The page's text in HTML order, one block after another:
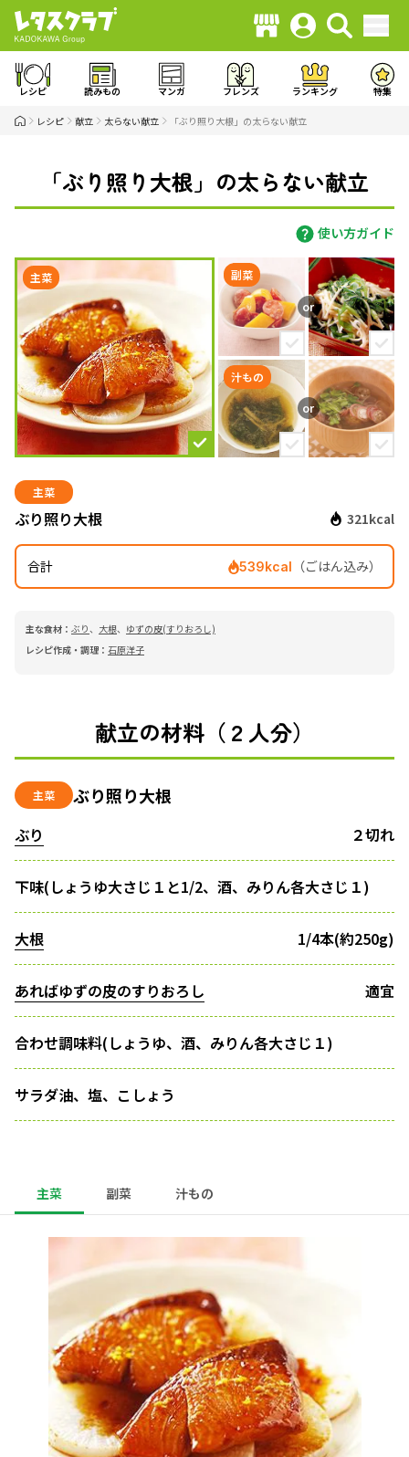
レシピ 読みもの マンガ フレンズ ランキング 特集
レシピ 献立 太らない献立 「ぶり照り大根」の太らない献立
「ぶり照り大根」の太らない献立
使い方ガイド
主菜 副菜
汁もの
主菜
ぶり照り大根 321kcal
合計 539kcal （ごはん込み）
主な食材： ぶり、 大根、 ゆずの皮(すりおろし)
レシピ作成・調理： 石原洋子
献立の材料（２人分）
主菜 ぶり照り大根
ぶり ２切れ
下味(しょうゆ大さじ１と1/2、酒、みりん各大さじ１)
大根 1/4本(約250g)
あればゆずの皮のすりおろし 適宜
合わせ調味料(しょうゆ、酒、みりん各大さじ１)
サラダ油、塩、こしょう
主菜 副菜 汁もの